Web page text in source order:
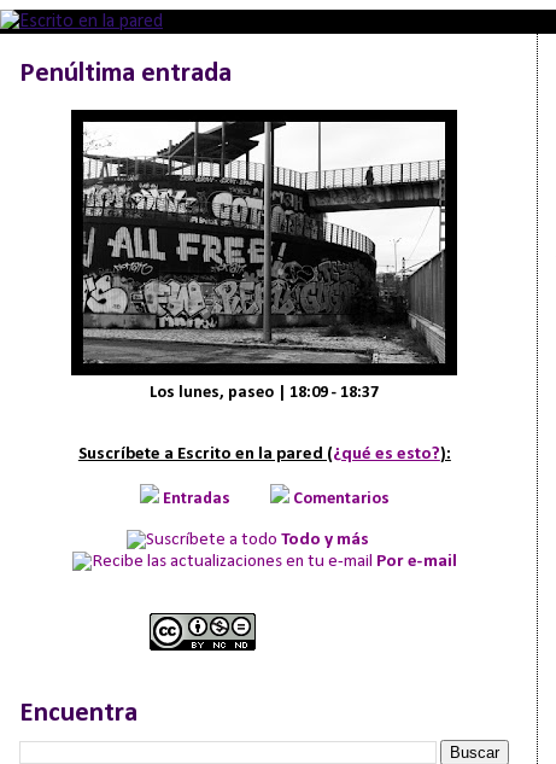
Penúltima entrada
Los lunes, paseo | 18:09 - 18:37
Suscríbete a Escrito en la pared (¿qué es esto?):
Entradas Comentarios
Todo y más
Por e-mail
Encuentra